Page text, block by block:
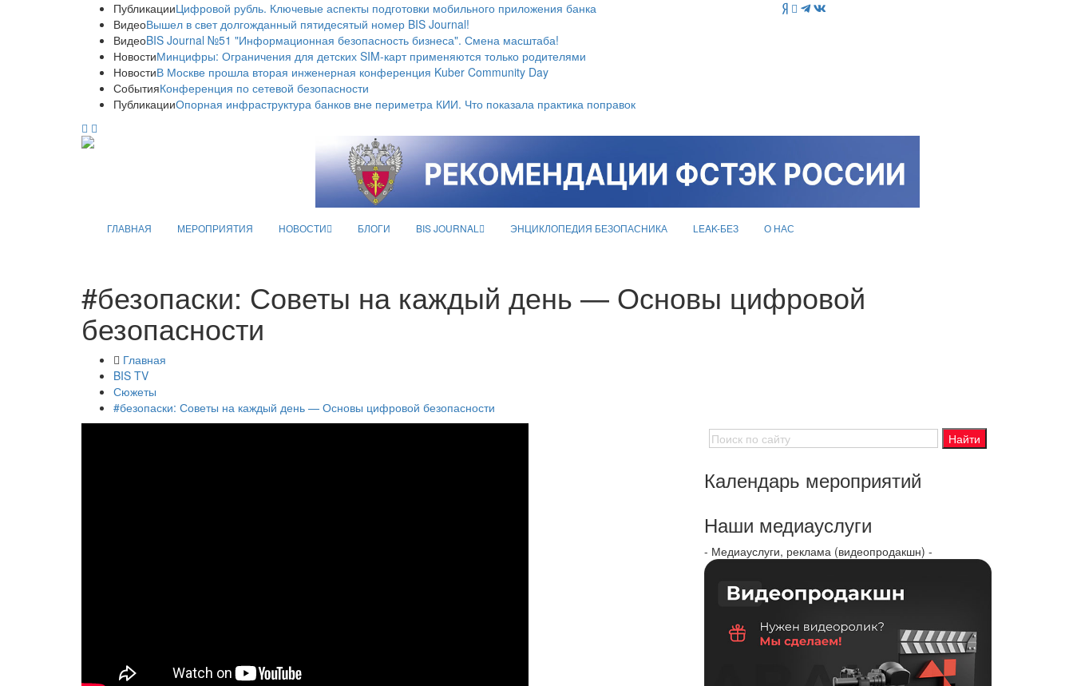
ПубликацииЦифровой рубль. Ключевые аспекты подготовки мобильного приложения банка
ВидеоВышел в свет долгожданный пятидесятый номер BIS Journal!
ВидеоBIS Journal №51 "Информационная безопасность бизнеса". Смена масштаба!
НовостиМинцифры: Ограничения для детских SIM-карт применяются только родителями
НовостиВ Москве прошла вторая инженерная конференция Kuber Community Day
СобытияКонференция по сетевой безопасности
ПубликацииОпорная инфраструктура банков вне периметра КИИ. Что показала практика поправок
ГЛАВНАЯ МЕРОПРИЯТИЯ НОВОСТИ БЛОГИ BIS JOURNAL ЭНЦИКЛОПЕДИЯ БЕЗОПАСНИКА LEAK-БЕЗ О НАС
#безопаски: Советы на каждый день — Основы цифровой
безопасности
Главная
BIS TV
Сюжеты
#безопаски: Советы на каждый день — Основы цифровой безопасности
Календарь мероприятий
Наши медиауслуги
- Медиауслуги, реклама (видеопродакшн) -